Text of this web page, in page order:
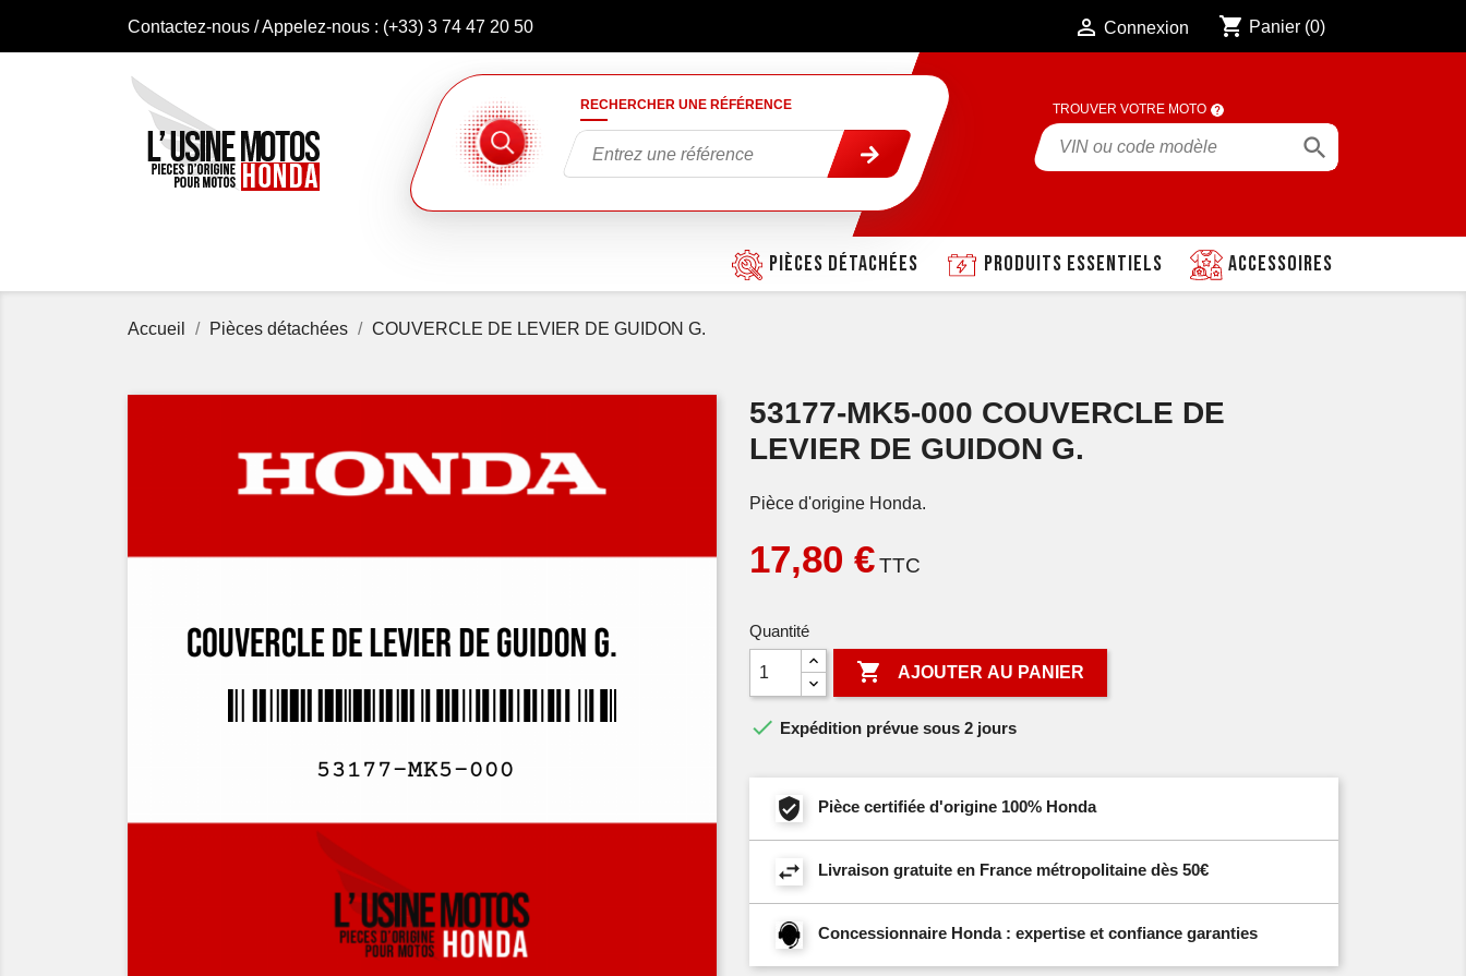
Contactez-nous / Appelez-nous : (+33) 3 74 47 20 50  Connexion shopping_cart Panier (0)
RECHERCHER UNE RÉFÉRENCE TROUVER VOTRE MOTO

Accessoires
Produits essentiels
Pièces détachées
Accueil Pièces détachées COUVERCLE DE LEVIER DE GUIDON G.
53177-MK5-000 COUVERCLE DE
LEVIER DE GUIDON G.
Pièce d'origine Honda.
17,80 €TTC
Quantité
 AJOUTER AU PANIER
 Expédition prévue sous 2 jours
Pièce certifiée d'origine 100% Honda
Livraison gratuite en France métropolitaine dès 50€
Concessionnaire Honda : expertise et confiance garanties